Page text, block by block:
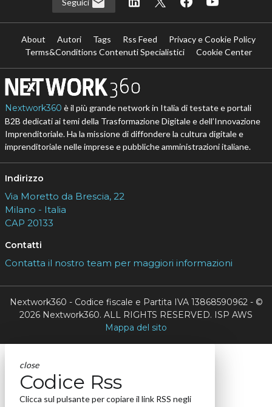
About Autori Tags Rss Feed
Privacy e Cookie Policy
Terms&Conditions Contenuti Specialistici
Cookie Center
Nextwork360 è il più grande network in Italia di testate e portali
B2B dedicati ai temi della Trasformazione Digitale e dell’Innovazione
Imprenditoriale. Ha la missione di diffondere la cultura digitale e
imprenditoriale nelle imprese e pubbliche amministrazioni italiane.
Indirizzo
Via Moretto da Brescia, 22
Milano - Italia
CAP 20133
Contatti
Contatta il nostro team per maggiori informazioni
Nextwork360 - Codice fiscale e Partita IVA 13868590962 - ©
2026 Nextwork360. ALL RIGHTS RESERVED. ISP AWS
Mappa del sito
close
Codice Rss
Clicca sul pulsante per copiare il link RSS negli